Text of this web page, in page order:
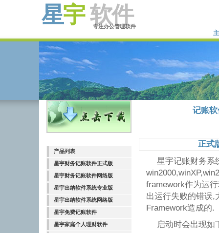
星宇 软件
专注办公管理软件
产品列表
星宇财务记账软件正式版
星宇财务记账软件网络版
星宇出纳软件系统专业版
星宇出纳软件系统网络版
星宇免费记账软件
星宇家庭个人理财软件
记账
正式
星宇记账财务系
framework作为运
出运行失败的错误,
Framework造成的.
启动时会出现如